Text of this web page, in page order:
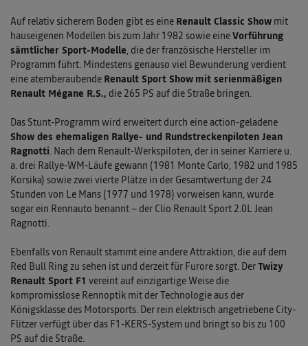
Auf relativ sicherem Boden gibt es eine Renault Classic Show mit
hauseigenen Modellen bis zum Jahr 1982 sowie eineVorführung
sämtlicher Sport-Modelle, die der französische Hersteller im
Programm führt. Mindestens genauso viel Bewunderung verdient
eine atemberaubende Renault Sport Show mit serienmäßigen
Renault Mégane R.S., die 265 PS auf die Straße bringen.
Das Stunt-Programm wird erweitert durch eine action-geladene
Show des ehemaligen Rallye- und Rundstreckenpiloten Jean
Ragnotti. Nach dem Renault-Werkspiloten, der in seiner Karriere u.
a. drei Rallye-WM-Läufe gewann (1981 Monte Carlo, 1982 und 1985
Korsika) sowie zwei vierte Plätze in der Gesamtwertung der 24
Stunden von Le Mans (1977 und 1978) vorweisen kann, wurde
sogar ein Rennauto benannt – der Clio Renault Sport 2.0L Jean
Ragnotti.
Ebenfalls von Renault stammt eine andere Attraktion, die auf dem
Red Bull Ring zu sehen ist und derzeit für Furore sorgt. DerTwizy
Renault Sport F1 vereint auf einzigartige Weise die
kompromisslose Rennoptik mit der Technologie aus der
Königsklasse des Motorsports. Der rein elektrisch angetriebene City-
Flitzer verfügt über das F1-KERS-System und bringt so bis zu 100
PS auf die Straße.